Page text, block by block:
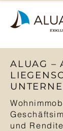
ALUAG –
und